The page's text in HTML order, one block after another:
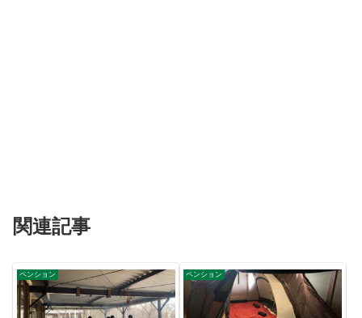
関連記事
ペンション ペンション